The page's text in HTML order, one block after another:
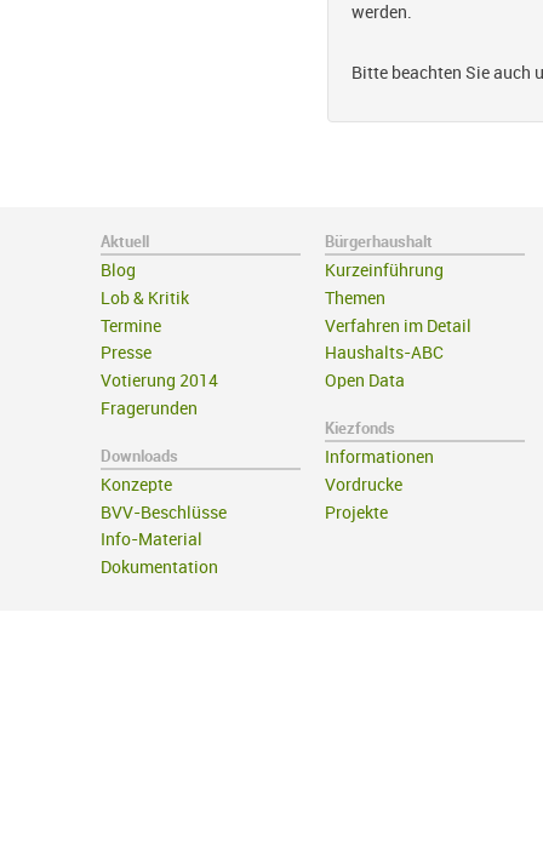
werden.
Bitte beachten Sie auch
Aktuell
Blog
Lob & Kritik
Termine
Presse
Votierung 2014
Fragerunden
Downloads
Konzepte
BVV-Beschlüsse
Info-Material
Dokumentation
Bürgerhaushalt
Kurzeinführung
Themen
Verfahren im Detail
Haushalts-ABC
Open Data
Kiezfonds
Informationen
Vordrucke
Projekte